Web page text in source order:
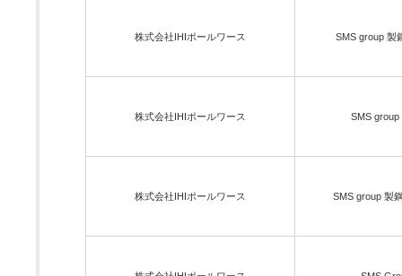
株式会社IHIポールワース SMS group 製
株式会社IHIポールワース SMS
株式会社IHIポールワース SMS group 製